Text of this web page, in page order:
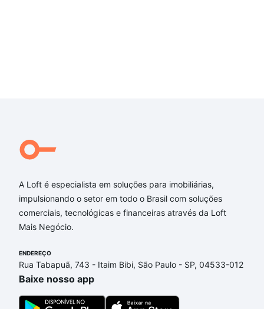
A Loft é especialista em soluções para imobiliárias,
impulsionando o setor em todo o Brasil com soluções
comerciais, tecnológicas e financeiras através da Loft
Mais Negócio.
ENDEREÇO
Rua Tabapuã, 743 - Itaim Bibi, São Paulo - SP, 04533-012
Baixe nosso app